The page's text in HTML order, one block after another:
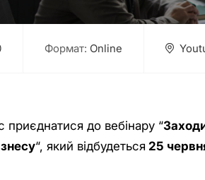
Формат: Online
до вебінару “
“, який відбудеться 25